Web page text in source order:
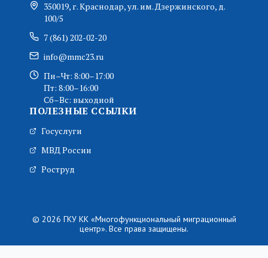
350019, г. Краснодар, ул. им. Дзержинского, д.
100/5
7 (861) 202-02-20
info@mmc23.ru
Пн–Чт: 8:00–17:00
Пт: 8:00–16:00
Сб–Вс: выходной
ПОЛЕЗНЫЕ ССЫЛКИ
Госуслуги
МВД России
Роструд
© 2026 ГКУ КК «Многофункциональный миграционный
центр». Все права защищены.